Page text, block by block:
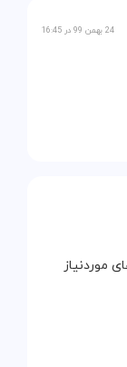
24 بهمن 99 در 16:45
موردنیاز